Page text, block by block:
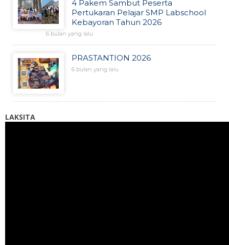
4 Pakem Sambut Peserta
Pertukaran Pelajar SMP Labschool
Kebayoran Tahun 2026
6 bulan yang lalu
PRASTANTION 2026
6 bulan yang lalu
LAKSITA